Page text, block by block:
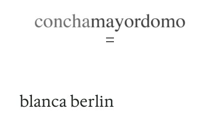
blanca berlin